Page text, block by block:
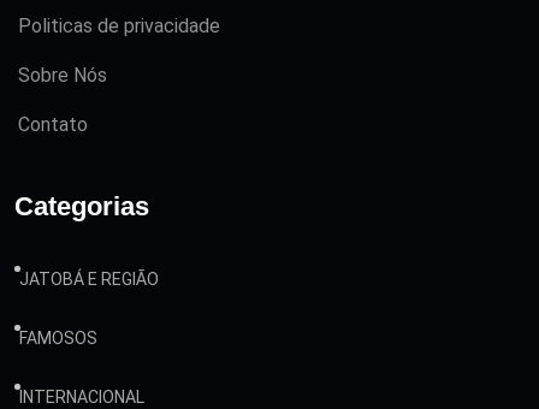
Politicas de privacidade
Sobre Nós
Contato
Categorias
JATOBÁ E REGIÃO
FAMOSOS
INTERNACIONAL